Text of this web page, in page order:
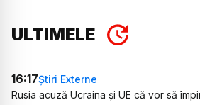
ULTIMELE
16:17Știri Externe
Rusia acuză Ucraina și UE că vor să